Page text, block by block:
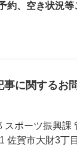
約、空き状況
事に関するお
スポーツ振興課
佐賀市大財3丁